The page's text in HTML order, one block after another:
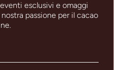
esclusivi e omaggi
passione per il cacao